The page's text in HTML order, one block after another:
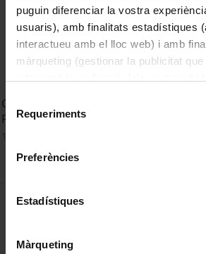
puguin diferenciar la vostra
usuaris), amb finalitats estadístiques
interactueu amb el lloc web) i amb
màrqueting (gestionar la publicitat que
consultar laPolítica de galetes del
Selecció
de Requeriments
Preferències
Estadístiques
Màrqueting
Cerimònia d'inauguració oficial del
Research Observatory FARO-UB